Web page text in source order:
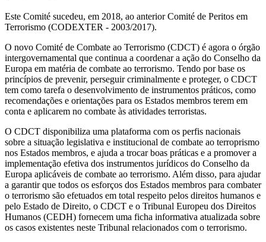
Este Comité sucedeu, em 2018, ao anterior Comité de Peritos em
Terrorismo (CODEXTER - 2003/2017).
O novo Comité de Combate ao Terrorismo (CDCT) é agora o órgão
intergovernamental que continua a coordenar a ação do Conselho da
Europa em matéria de combate ao terrorismo. Tendo por base os
princípios de prevenir, perseguir criminalmente e proteger, o CDCT
tem como tarefa o desenvolvimento de instrumentos práticos, como
recomendações e orientações para os Estados membros terem em
conta e aplicarem no combate às atividades terroristas.
O CDCT disponibiliza uma plataforma com os perfis nacionais
sobre a situação legislativa e institucional de combate ao terroprismo
nos Estados membros, e ajuda a trocar boas práticas e a promover a
implementação efetiva dos instrumentos jurídicos do Conselho da
Europa aplicáveis de combate ao terrorismo. Além disso, para ajudar
a garantir que todos os esforços dos Estados membros para combater
o terrorismo são efetuados em total respeito pelos direitos humanos e
pelo Estado de Direito, o CDCT e o Tribunal Europeu dos Direitos
Humanos (CEDH) fornecem uma ficha informativa atualizada sobre
os casos existentes neste Tribunal relacionados com o terrorismo.